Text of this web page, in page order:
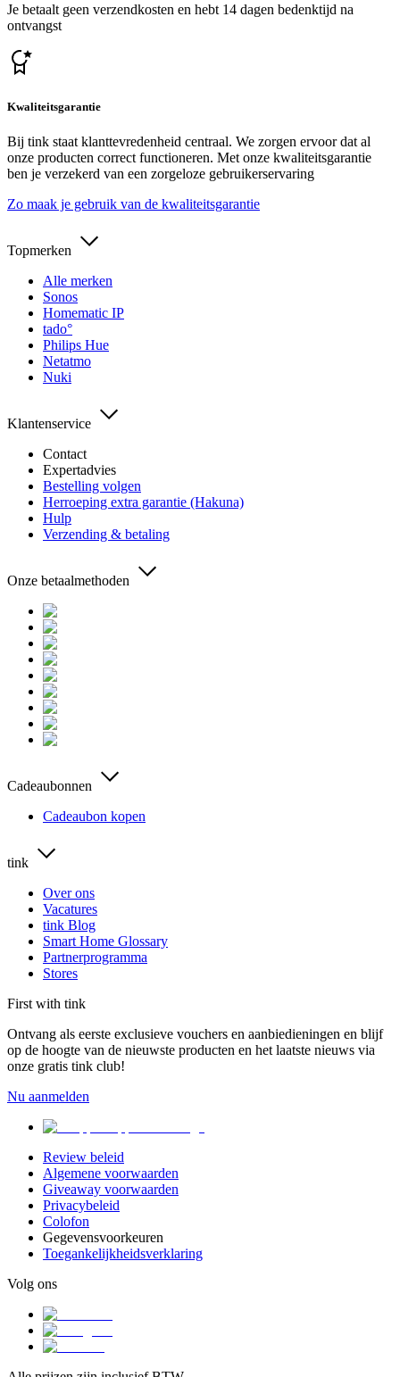
Je betaalt geen verzendkosten en hebt 14 dagen bedenktijd na
ontvangst
Kwaliteitsgarantie
Bij tink staat klanttevredenheid centraal. We zorgen ervoor dat al
onze producten correct functioneren. Met onze kwaliteitsgarantie
ben je verzekerd van een zorgeloze gebruikerservaring
Zo maak je gebruik van de kwaliteitsgarantie
Topmerken
Alle merken
Sonos
Homematic IP
tado°
Philips Hue
Netatmo
Nuki
Klantenservice
Contact
Expertadvies
Bestelling volgen
Herroeping extra garantie (Hakuna)
Hulp
Verzending & betaling
Onze betaalmethoden
Cadeaubonnen
Cadeaubon kopen
tink
Over ons
Vacatures
tink Blog
Smart Home Glossary
Partnerprogramma
Stores
First with tink
Ontvang als eerste exclusieve vouchers en aanbiedieningen en blijf
op de hoogte van de nieuwste producten en het laatste nieuws via
onze gratis tink club!
Nu aanmelden
Review beleid
Algemene voorwaarden
Giveaway voorwaarden
Privacybeleid
Colofon
Gegevensvoorkeuren
Toegankelijkheidsverklaring
Volg ons